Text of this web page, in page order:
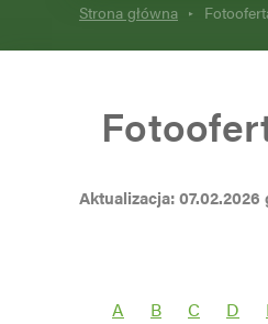
Strona główna
Aktualizacja: 07.02.2026
A B C D